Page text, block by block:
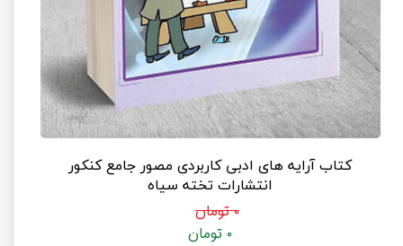
کتاب آرایه های ادبی کاربردی مصور جامع کنکور
انتشارات تخته سیاه
۰ تومان
۰ تومان